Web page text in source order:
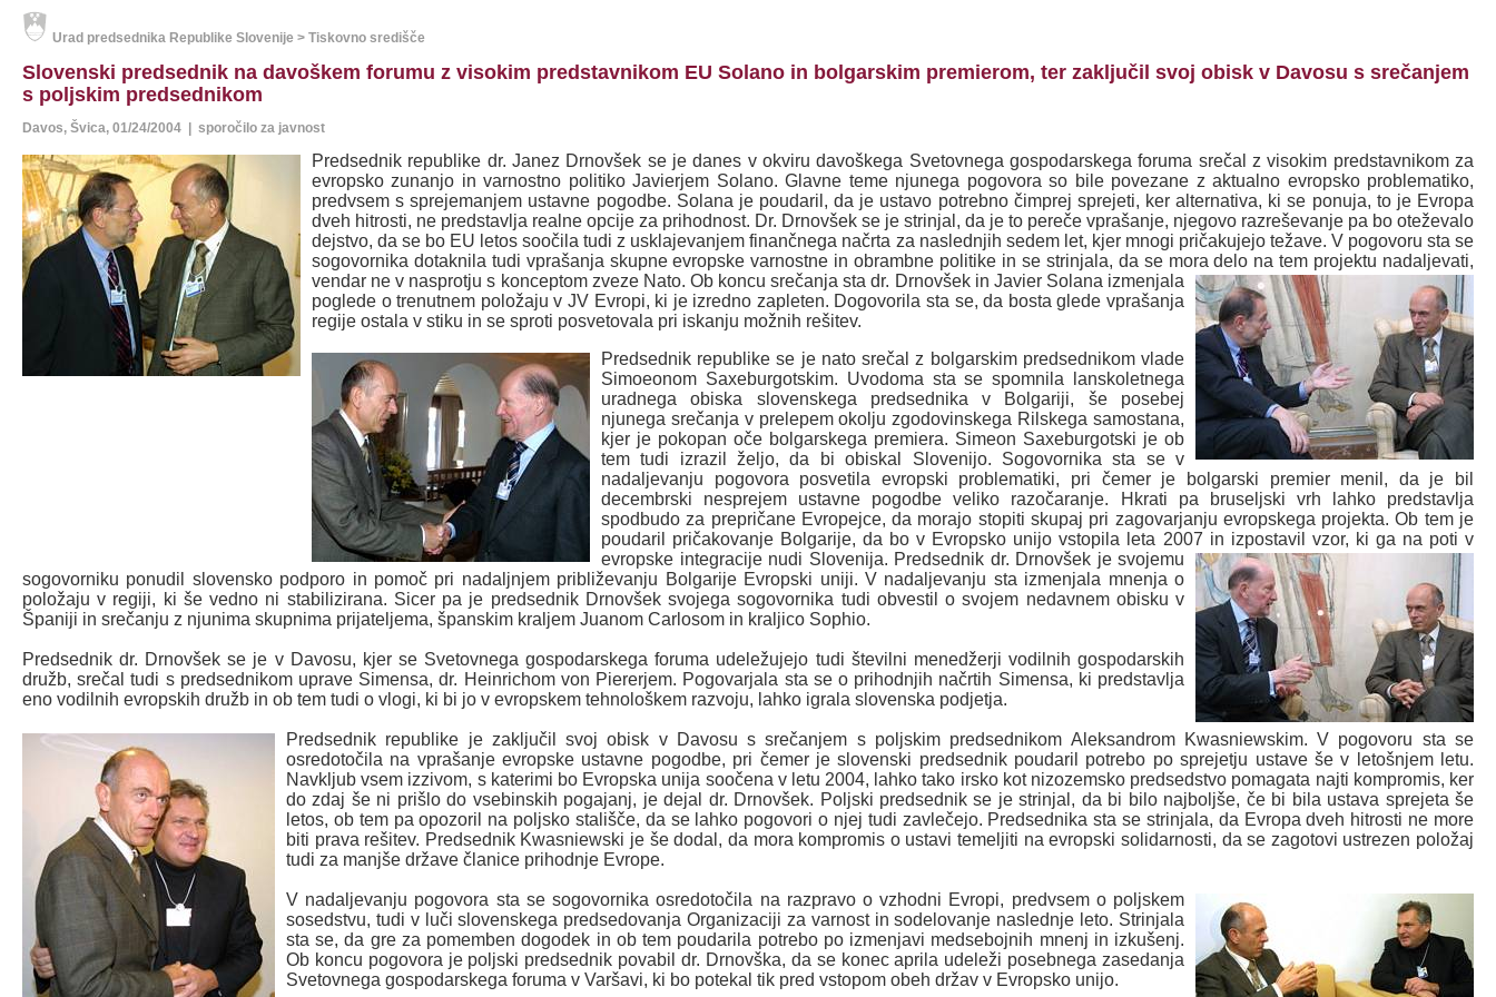
Urad predsednika Republike Slovenije > Tiskovno središče
Slovenski predsednik na davoškem forumu z visokim predstavnikom EU Solano in bolgarskim premierom, ter zaključil svoj obisk v Davosu s srečanjem
s poljskim predsednikom
Davos, Švica, 01/24/2004 | sporočilo za javnost
Predsednik republike dr. Janez Drnovšek se je danes v okviru davoškega Svetovnega gospodarskega foruma srečal z visokim predstavnikom za
evropsko zunanjo in varnostno politiko Javierjem Solano. Glavne teme njunega pogovora so bile povezane z aktualno evropsko problematiko,
predvsem s sprejemanjem ustavne pogodbe. Solana je poudaril, da je ustavo potrebno čimprej sprejeti, ker alternativa, ki se ponuja, to je Evropa
dveh hitrosti, ne predstavlja realne opcije za prihodnost. Dr. Drnovšek se je strinjal, da je to pereče vprašanje, njegovo razreševanje pa bo oteževalo
dejstvo, da se bo EU letos soočila tudi z usklajevanjem finančnega načrta za naslednjih sedem let, kjer mnogi pričakujejo težave. V pogovoru sta se
sogovornika dotaknila tudi vprašanja skupne evropske varnostne in obrambne politike in se strinjala, da se mora delo na tem projektu nadaljevati,
vendar ne v nasprotju s konceptom zveze Nato. Ob koncu srečanja sta dr. Drnovšek in Javier Solana izmenjala
poglede o trenutnem položaju v JV Evropi, ki je izredno zapleten. Dogovorila sta se, da bosta glede vprašanja
regije ostala v stiku in se sproti posvetovala pri iskanju možnih rešitev.
Predsednik republike se je nato srečal z bolgarskim predsednikom vlade
Simoeonom Saxeburgotskim. Uvodoma sta se spomnila lanskoletnega
uradnega obiska slovenskega predsednika v Bolgariji, še posebej
njunega srečanja v prelepem okolju zgodovinskega Rilskega samostana,
kjer je pokopan oče bolgarskega premiera. Simeon Saxeburgotski je ob
tem tudi izrazil željo, da bi obiskal Slovenijo. Sogovornika sta se v
nadaljevanju pogovora posvetila evropski problematiki, pri čemer je bolgarski premier menil, da je bil
decembrski nesprejem ustavne pogodbe veliko razočaranje. Hkrati pa bruseljski vrh lahko predstavlja
spodbudo za prepričane Evropejce, da morajo stopiti skupaj pri zagovarjanju evropskega projekta. Ob tem je
poudaril pričakovanje Bolgarije, da bo v Evropsko unijo vstopila leta 2007 in izpostavil vzor, ki ga na poti v
evropske integracije nudi Slovenija. Predsednik dr. Drnovšek je svojemu
sogovorniku ponudil slovensko podporo in pomoč pri nadaljnjem približevanju Bolgarije Evropski uniji. V nadaljevanju sta izmenjala mnenja o
položaju v regiji, ki še vedno ni stabilizirana. Sicer pa je predsednik Drnovšek svojega sogovornika tudi obvestil o svojem nedavnem obisku v
Španiji in srečanju z njunima skupnima prijateljema, španskim kraljem Juanom Carlosom in kraljico Sophio.
Predsednik dr. Drnovšek se je v Davosu, kjer se Svetovnega gospodarskega foruma udeležujejo tudi številni menedžerji vodilnih gospodarskih
družb, srečal tudi s predsednikom uprave Simensa, dr. Heinrichom von Piererjem. Pogovarjala sta se o prihodnjih načrtih Simensa, ki predstavlja
eno vodilnih evropskih družb in ob tem tudi o vlogi, ki bi jo v evropskem tehnološkem razvoju, lahko igrala slovenska podjetja.
Predsednik republike je zaključil svoj obisk v Davosu s srečanjem s poljskim predsednikom Aleksandrom Kwasniewskim. V pogovoru sta se
osredotočila na vprašanje evropske ustavne pogodbe, pri čemer je slovenski predsednik poudaril potrebo po sprejetju ustave še v letošnjem letu.
Navkljub vsem izzivom, s katerimi bo Evropska unija soočena v letu 2004, lahko tako irsko kot nizozemsko predsedstvo pomagata najti kompromis, ker
do zdaj še ni prišlo do vsebinskih pogajanj, je dejal dr. Drnovšek. Poljski predsednik se je strinjal, da bi bilo najboljše, če bi bila ustava sprejeta še
letos, ob tem pa opozoril na poljsko stališče, da se lahko pogovori o njej tudi zavlečejo. Predsednika sta se strinjala, da Evropa dveh hitrosti ne more
biti prava rešitev. Predsednik Kwasniewski je še dodal, da mora kompromis o ustavi temeljiti na evropski solidarnosti, da se zagotovi ustrezen položaj
tudi za manjše države članice prihodnje Evrope.
V nadaljevanju pogovora sta se sogovornika osredotočila na razpravo o vzhodni Evropi, predvsem o poljskem
sosedstvu, tudi v luči slovenskega predsedovanja Organizaciji za varnost in sodelovanje naslednje leto. Strinjala
sta se, da gre za pomemben dogodek in ob tem poudarila potrebo po izmenjavi medsebojnih mnenj in izkušenj.
Ob koncu pogovora je poljski predsednik povabil dr. Drnovška, da se konec aprila udeleži posebnega zasedanja
Svetovnega gospodarskega foruma v Varšavi, ki bo potekal tik pred vstopom obeh držav v Evropsko unijo.